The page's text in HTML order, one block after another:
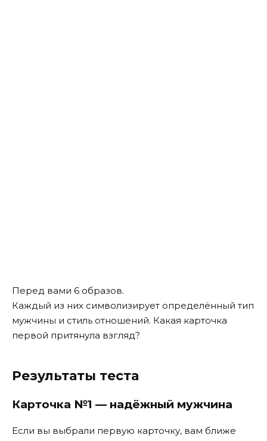
Перед вами 6 образов.
Каждый из них символизирует определённый тип
мужчины и стиль отношений. Какая карточка
первой притянула взгляд?
Результаты теста
Карточка №1 — надёжный мужчина
Если вы выбрали первую карточку, вам ближе